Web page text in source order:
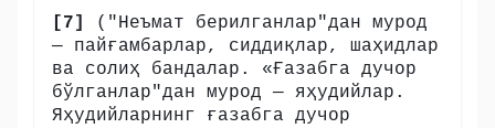
[7]
("Неъмат берилганлар"дан мурод
— пайғамбарлар, сиддиқлар, шаҳидлар
ва солиҳ бандалар. «Ғазабга дучор
бўлганлар"дан мурод — яҳудийлар.
Яҳудийларнинг ғазабга дучор